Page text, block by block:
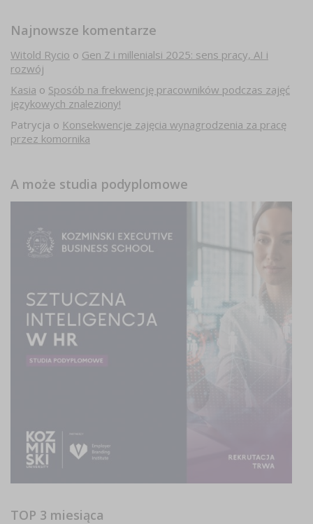
Najnowsze komentarze
Witold Rycio o Gen Z i millenialsi 2025: sens pracy, AI i
rozwój
Kasia o Sposób na frekwencję pracowników podczas zajęć
językowych znaleziony!
Patrycja o Konsekwencje zajęcia wynagrodzenia za pracę
przez komornika
A może studia podyplomowe
TOP 3 miesiąca